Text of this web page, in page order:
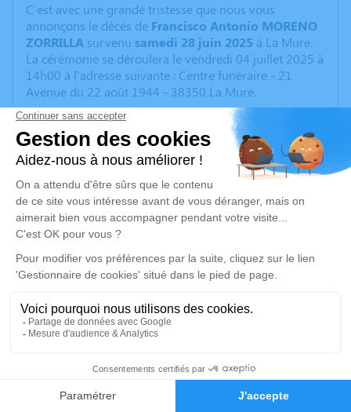
Faire-part Hommages
C'est avec une grande tristesse que nous vous
annonçons le décès de Francisco Antonio MORENO
ZORRILLA survenu samedi 28 juin 2025 à La Mure.
La cérémonie se déroulera le vendredi 04 juillet 2025 à
14h00 à l'adresse suivante : Centre funéraire - 21
Avenue du 22 août 1944 - 38350 La Mure.
Nous vous invitons à utiliser cet espace pour laisser
vos condoléances, partager des photos souvenirs, une
anecdote ou exprimer vos pensées à travers des
poèmes ou des textes. Cet endroit est un lieu
d'expression dédié à honorer la mémoire de Francisco
MORENO ZORILLA.
Un service de plantation d’arbre hommage est
disponible ici .
vendredi 04 juillet 2025 à 14h30
Cimetière de La Mure
38350 La Mure